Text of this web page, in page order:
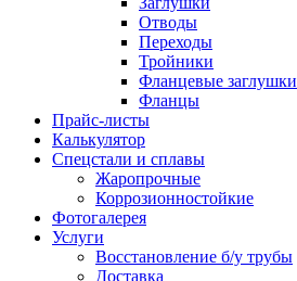
Отводы
Переходы
Тройники
Фланцевые заглушки
Фланцы
Прайс-листы
Калькулятор
Спецстали и сплавы
Жаропрочные
Коррозионностойкие
Фотогалерея
Услуги
Восстановление б/у трубы
Доставка